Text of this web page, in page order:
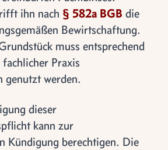
ihn nach § 582a BGB die
Bewirtschaftung.
muss entsprechend
Praxis
genutzt werden.
dieser
kann zur
Kündigung berechtigen. Die